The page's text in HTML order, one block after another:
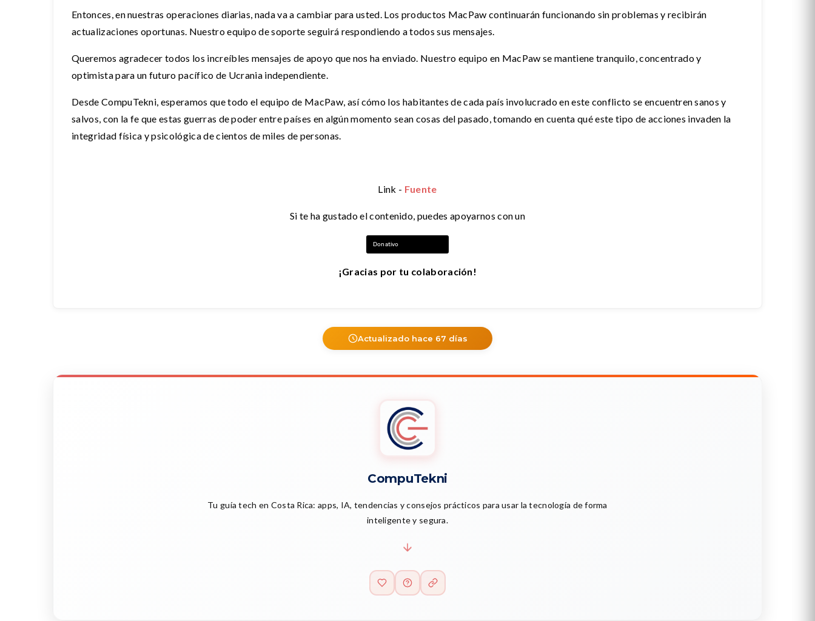
Entonces, en nuestras operaciones diarias, nada va a cambiar para usted. Los productos MacPaw continuarán funcionando sin problemas y recibirán
actualizaciones oportunas. Nuestro equipo de soporte seguirá respondiendo a todos sus mensajes.
Queremos agradecer todos los increíbles mensajes de apoyo que nos ha enviado. Nuestro equipo en MacPaw se mantiene tranquilo, concentrado y
optimista para un futuro pacífico de Ucrania independiente.
Desde CompuTekni, esperamos que todo el equipo de MacPaw, así cómo los habitantes de cada país involucrado en este conflicto se encuentren sanos y
salvos, con la fe que estas guerras de poder entre países en algún momento sean cosas del pasado, tomando en cuenta qué este tipo de acciones invaden la
integridad física y psicológica de cientos de miles de personas.
Link - Fuente
Si te ha gustado el contenido, puedes apoyarnos con un
Donativo
¡Gracias por tu colaboración!
Actualizado hace 67 días
CompuTekni
Tu guía tech en Costa Rica: apps, IA, tendencias y consejos prácticos para usar la tecnología de forma
inteligente y segura.